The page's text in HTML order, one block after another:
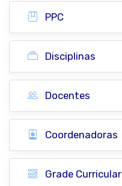
PPC
Disciplinas
Docentes
Coordenadoras
Grade Curricular